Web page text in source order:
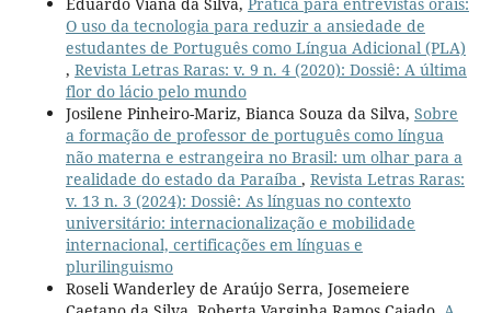
Eduardo Viana da Silva, Prática para entrevistas orais:
O uso da tecnologia para reduzir a ansiedade de
estudantes de Português como Língua Adicional (PLA)
, Revista Letras Raras: v. 9 n. 4 (2020): Dossiê: A última
flor do lácio pelo mundo
Josilene Pinheiro-Mariz, Bianca Souza da Silva, Sobre
a formação de professor de português como língua
não materna e estrangeira no Brasil: um olhar para a
realidade do estado da Paraíba , Revista Letras Raras:
v. 13 n. 3 (2024): Dossiê: As línguas no contexto
universitário: internacionalização e mobilidade
internacional, certificações em línguas e
plurilinguismo
Roseli Wanderley de Araújo Serra, Josemeiere